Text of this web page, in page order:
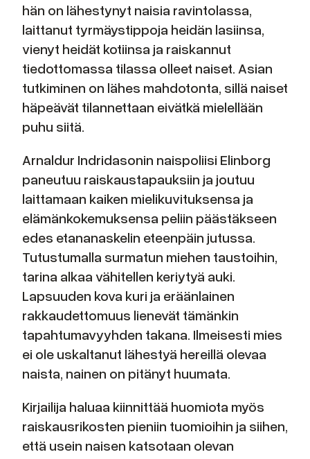
hän on lähestynyt naisia ravintolassa,
laittanut tyrmäystippoja heidän lasiinsa,
vienyt heidät kotiinsa ja raiskannut
tiedottomassa tilassa olleet naiset. Asian
tutkiminen on lähes mahdotonta, sillä naiset
häpeävät tilannettaan eivätkä mielellään
puhu siitä.
Arnaldur Indridasonin naispoliisi Elinborg
paneutuu raiskaustapauksiin ja joutuu
laittamaan kaiken mielikuvituksensa ja
elämänkokemuksensa peliin päästäkseen
edes etananaskelin eteenpäin jutussa.
Tutustumalla surmatun miehen taustoihin,
tarina alkaa vähitellen keriytyä auki.
Lapsuuden kova kuri ja eräänlainen
rakkaudettomuus lienevät tämänkin
tapahtumavyyhden takana. Ilmeisesti mies
ei ole uskaltanut lähestyä hereillä olevaa
naista, nainen on pitänyt huumata.
Kirjailija haluaa kiinnittää huomiota myös
raiskausrikosten pieniin tuomioihin ja siihen,
että usein naisen katsotaan olevan